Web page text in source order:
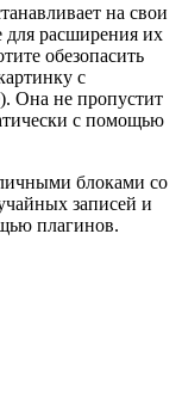
на свои
расширения их
обезопасить
с
Она не пропустит
с помощью
блоками со
записей и
плагинов.